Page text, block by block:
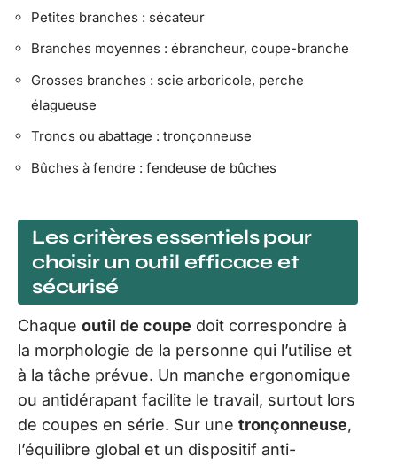
Petites branches : sécateur
Branches moyennes : ébrancheur, coupe-branche
Grosses branches : scie arboricole, perche
élagueuse
Troncs ou abattage : tronçonneuse
Bûches à fendre : fendeuse de bûches
Les critères essentiels pour
choisir un outil efficace et
sécurisé
Chaque outil de coupe doit correspondre à
la morphologie de la personne qui l’utilise et
à la tâche prévue. Un manche ergonomique
ou antidérapant facilite le travail, surtout lors
de coupes en série. Sur une tronçonneuse,
l’équilibre global et un dispositif anti-